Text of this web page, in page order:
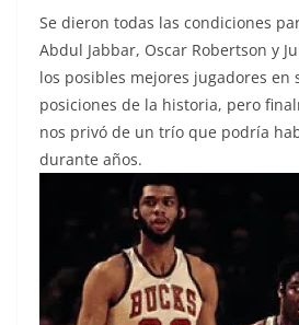
Se dieron todas las condiciones
Abdul Jabbar, Oscar Robertson y
los posibles mejores jugadores en
posiciones de la historia, pero
nos privó de un trío que podría
durante años.